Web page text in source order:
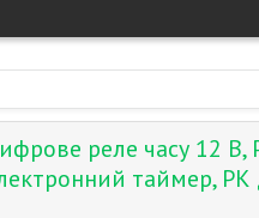
реле часу 12 В,
таймер, РК